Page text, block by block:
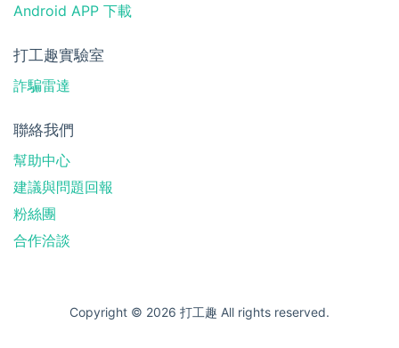
Android APP 下載
打工趣實驗室
詐騙雷達
聯絡我們
幫助中心
建議與問題回報
粉絲團
合作洽談
Copyright © 2026 打工趣 All rights reserved.